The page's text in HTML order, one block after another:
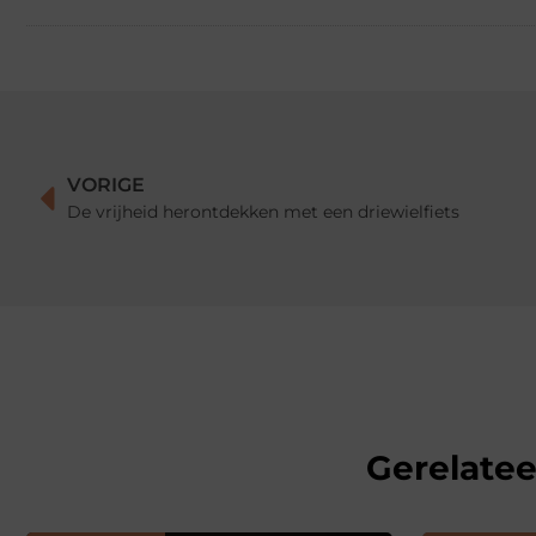
VORIGE
De vrijheid herontdekken met een driewielfiets